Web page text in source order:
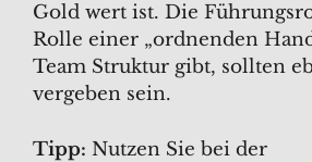
Gold wert ist. Die
Rolle einer „ordnenden
Team Struktur gibt, sollten
vergeben sein.
Tipp: Nutzen Sie bei der